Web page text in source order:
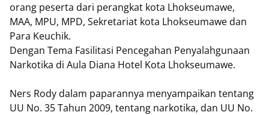
orang peserta dari perangkat kota Lhokseumawe,
MAA, MPU, MPD, Sekretariat kota Lhokseumawe dan
Para Keuchik.
Dengan Tema Fasilitasi Pencegahan Penyalahgunaan
Narkotika di Aula Diana Hotel Kota Lhokseumawe.
Ners Rody dalam paparannya menyampaikan tentang
UU No. 35 Tahun 2009, tentang narkotika, dan UU No.